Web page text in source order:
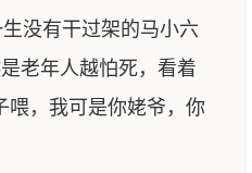
没有干过架的马小六
老年人越怕死，看着
喂，我可是你姥爷，你